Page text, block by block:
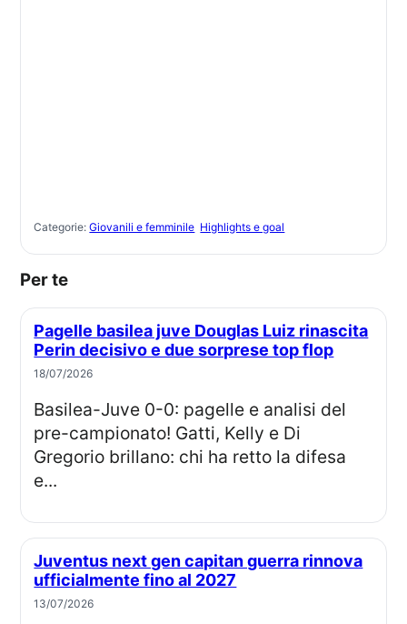
Categorie:Giovanili e femminile Highlights e goal
Per te
Pagelle basilea juve Douglas Luiz rinascita
Perin decisivo e due sorprese top flop
18/07/2026
Basilea-Juve 0-0: pagelle e analisi del
pre-campionato! Gatti, Kelly e Di
Gregorio brillano: chi ha retto la difesa
e...
Juventus next gen capitan guerra rinnova
ufficialmente fino al 2027
13/07/2026